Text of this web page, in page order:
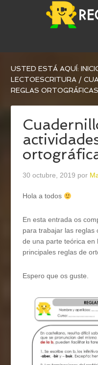
USTED ESTÁ AQUÍ:
LECTOESCRITURA /
REGLAS
30 octubre, 2019 por
Hola a todos
En esta entrada os
para trabajar las reglas
de una parte teórica en
principales reglas de
Espero que os guste.